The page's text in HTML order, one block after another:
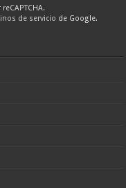
de servicio de Google.